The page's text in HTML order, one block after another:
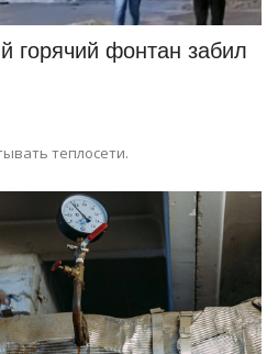
горячий фонтан забил
теплосети.